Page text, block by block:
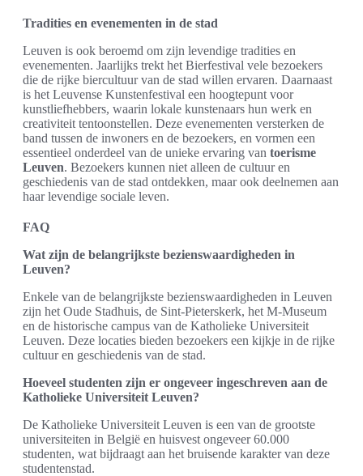
Tradities en evenementen in de stad
Leuven is ook beroemd om zijn levendige tradities en
evenementen. Jaarlijks trekt het Bierfestival vele bezoekers
die de rijke biercultuur van de stad willen ervaren. Daarnaast
is het Leuvense Kunstenfestival een hoogtepunt voor
kunstliefhebbers, waarin lokale kunstenaars hun werk en
creativiteit tentoonstellen. Deze evenementen versterken de
band tussen de inwoners en de bezoekers, en vormen een
essentieel onderdeel van de unieke ervaring van toerisme
Leuven. Bezoekers kunnen niet alleen de cultuur en
geschiedenis van de stad ontdekken, maar ook deelnemen aan
haar levendige sociale leven.
FAQ
Wat zijn de belangrijkste bezienswaardigheden in
Leuven?
Enkele van de belangrijkste bezienswaardigheden in Leuven
zijn het Oude Stadhuis, de Sint-Pieterskerk, het M-Museum
en de historische campus van de Katholieke Universiteit
Leuven. Deze locaties bieden bezoekers een kijkje in de rijke
cultuur en geschiedenis van de stad.
Hoeveel studenten zijn er ongeveer ingeschreven aan de
Katholieke Universiteit Leuven?
De Katholieke Universiteit Leuven is een van de grootste
universiteiten in België en huisvest ongeveer 60.000
studenten, wat bijdraagt aan het bruisende karakter van deze
studentenstad.